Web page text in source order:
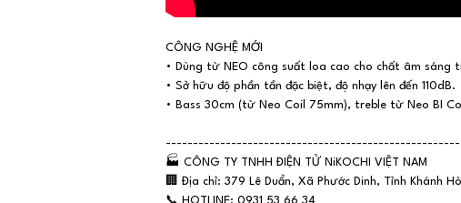
CÔNG NGHỆ MỚI
• Dùng từ NEO công suất loa cao cho chất âm sáng
• Sở hữu độ phần tần đặc biệt, độ nhạy lên đến 110dB.
• Bass 30cm (từ Neo Coil 75mm), treble từ Neo BI
🏭 CÔNG TY TNHH ĐIỆN TỬ NiKOCHI VIỆT NAM
🏢 Địa chỉ: 379 Lê Duẩn, Xã Phước Dinh, Tỉnh Khánh